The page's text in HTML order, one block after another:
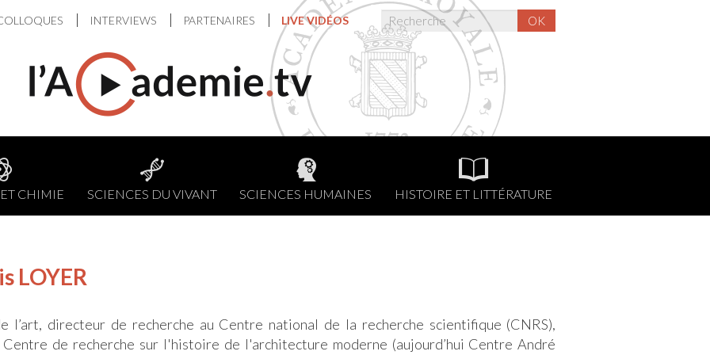
INTERVIEWS PARTENAIRES LIVE VIDÉOS OK
CHIMIE SCIENCES DU VIVANT SCIENCES HUMAINES HISTOIRE ET LITTÉRATURE
LOYER
l’art, directeur de recherche au Centre national de la recherche scientifique (CNRS),
Centre de recherche sur l'histoire de l'architecture moderne (aujourd’hui Centre André